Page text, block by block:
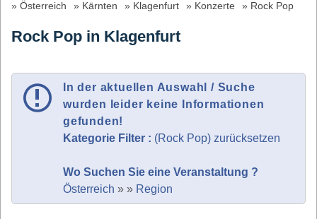
Österreich Kärnten Klagenfurt Konzerte Rock Pop
Rock Pop in Klagenfurt
In der aktuellen Auswahl / Suche
wurden leider keine Informationen
gefunden!
Kategorie Filter : (Rock Pop) zurücksetzen
Wo Suchen Sie eine Veranstaltung ?
Österreich » » Region